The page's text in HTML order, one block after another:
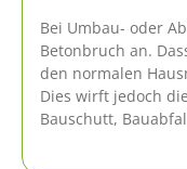
Bei Umbau- oder
Betonbruch an.
den normalen
Dies wirft jedoch
Bauschutt,